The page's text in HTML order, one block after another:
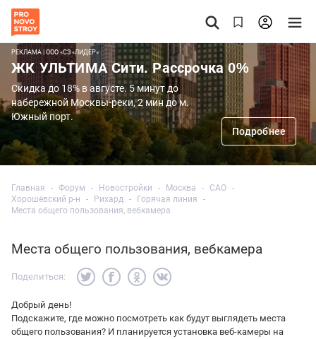
РЕКЛАМА | ООО «СЗ «ЛИДЕР»
ЖК УЛЬТИМА Сити. Рассрочка 0%
Скидка до 18% в августе. 5 минут до
набережной Москвы-реки, 2 мин до м.
Южный порт.
Подробнее
Главная Форум Новостройки Москва
САО
Хорошёвский р-н
Рихард
Горячая линия
Места общего пользования, вебкамера
Места общего пользования, вебкамера
Поделиться:
Добрый день!
Подскажите, где можно посмотреть как будут выглядеть места
общего пользования? И планируется установка веб-камеры на